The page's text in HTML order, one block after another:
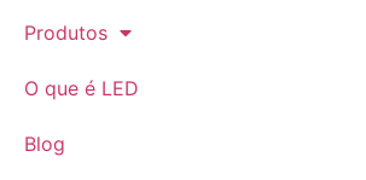
Produtos
O que é LED
Blog